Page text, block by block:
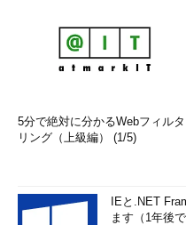
で、きちっと規定されていな
確でないことにストレスを感
とした企業を選ばないと転職
しまうのだ。
そうはいっても、やはりエ
られる仕事であることは間違
ット系ITエンジニアは、本人
があれば、年齢や性別が転職
5分で絶対に分かるWebフィルタ
リング（上級編） (1/5)
IEと.NET
ます（1年後